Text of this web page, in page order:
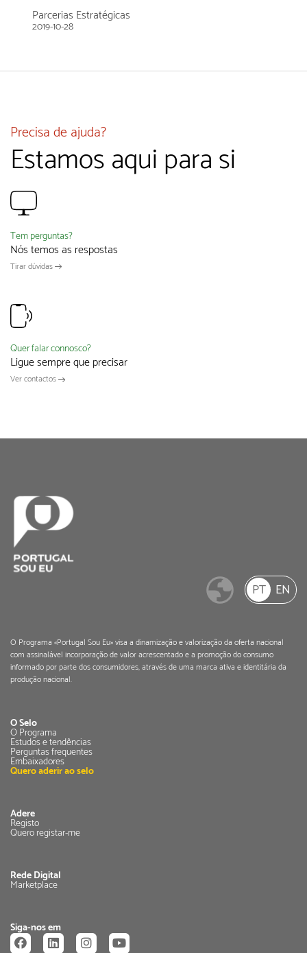
Parcerias Estratégicas
2019-10-28
Precisa de ajuda?
Estamos aqui para si
Tem perguntas?
Nós temos as respostas
Tirar dúvidas
Quer falar connosco?
Ligue sempre que precisar
Ver contactos
PT EN
O Programa «Portugal Sou Eu» visa a dinamização e valorização da oferta nacional
com assinalável incorporação de valor acrescentado e a promoção do consumo
informado por parte dos consumidores, através de uma marca ativa e identitária da
produção nacional.
O Selo
O Programa
Estudos e tendências
Perguntas frequentes
Embaixadores
Quero aderir ao selo
Adere
Registo
Quero registar-me
Rede Digital
Marketplace
Siga-nos em